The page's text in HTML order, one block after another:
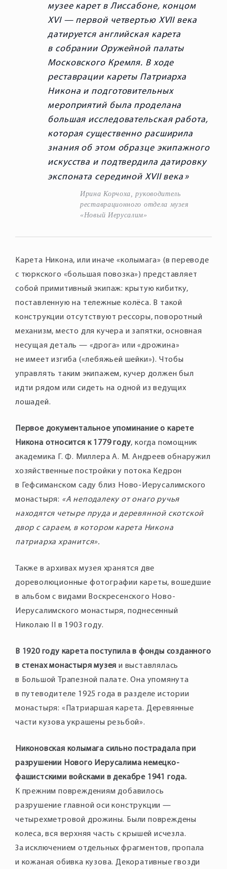
Ирина Корчоха, руководитель
реставрационного отдела музея
«Новый Иерусалим»
музее карет в Лиссабоне, концом
XVI — первой четвертью XVII века
датируется английская карета
в собрании Оружейной палаты
Московского Кремля. В ходе
реставрации кареты Патриарха
Никона и подготовительных
мероприятий была проделана
большая исследовательская работа,
которая существенно расширила
знания об этом образце экипажного
искусства и подтвердила датировку
экспоната серединой XVII века
Карета Никона, или иначе «колымага» (в переводе
с тюркского «большая повозка») представляет
собой примитивный экипаж: крытую кибитку,
поставленную на тележные колёса. В такой
конструкции отсутствуют рессоры, поворотный
механизм, место для кучера и запятки, основная
несущая деталь — «дрога» или «дрожина»
не имеет изгиба («лебяжьей шейки»). Чтобы
управлять таким экипажем, кучер должен был
идти рядом или сидеть на одной из ведущих
лошадей.
Первое документальное упоминание о карете
Никона относится к 1779 году, когда помощник
академика Г. Ф. Миллера А. М. Андреев обнаружил
хозяйственные постройки у потока Кедрон
в Гефсиманском саду близ Ново-Иерусалимского
монастыря: «А неподалеку от онаго ручья
находятся четыре пруда и деревянной скотской
двор с сараем, в котором карета Никона
патриарха хранится».
Также в архивах музея хранятся две
дореволюционные фотографии кареты, вошедшие
в альбом с видами Воскресенского Ново-
Иерусалимского монастыря, поднесенный
Николаю II в 1903 году.
В 1920 году карета поступила в фонды созданного
в стенах монастыря музея и выставлялась
в Большой Трапезной палате. Она упомянута
в путеводителе 1925 года в разделе истории
монастыря: «Патриаршая карета. Деревянные
части кузова украшены резьбой».
Никоновская колымага сильно пострадала при
разрушении Нового Иерусалима немецко-
фашистскими войсками в декабре 1941 года.
К прежним повреждениям добавилось
разрушение главной оси конструкции —
четырехметровой дрожины. Были повреждены
колеса, вся верхняя часть с крышей исчезла.
За исключением отдельных фрагментов, пропала
и кожаная обивка кузова. Декоративные гвозди